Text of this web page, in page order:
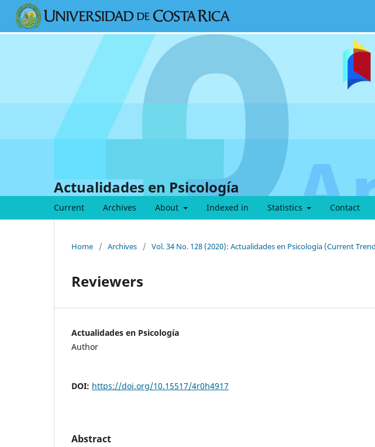
Actualidades en Psicología
Current Archives About Indexed in Statistics Contact
Home / Archives / Vol. 34 No. 128 (2020): Actualidades en Psicología (Current
Reviewers
Actualidades en Psicología
Author
DOI: https://doi.org/10.15517/4r0h4917
Abstract